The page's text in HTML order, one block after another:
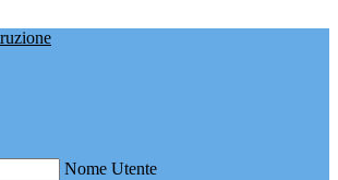
Nome Utente